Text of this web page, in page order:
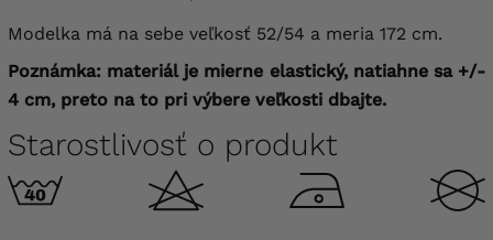
Modelka má na sebe veľkosť 52/54 a meria 172 cm.
Poznámka: materiál je mierne elastický, natiahne sa +/-
4 cm, preto na to pri výbere veľkosti dbajte.
Starostlivosť o produkt